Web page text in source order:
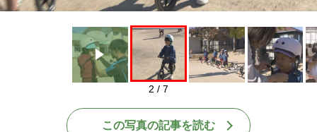
2 / 7
この写真の記事を読む